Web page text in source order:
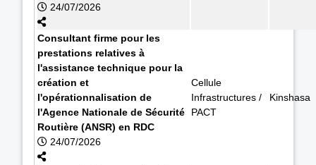
24/07/2026
Consultant firme pour les
prestations relatives à
l'assistance technique pour la
création et
l'opérationnalisation de
l'Agence Nationale de Sécurité
Routière (ANSR) en RDC
24/07/2026
Cellule
Infrastructures /
PACT
Kinshasa